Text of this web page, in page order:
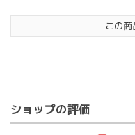
この
ショップの評価